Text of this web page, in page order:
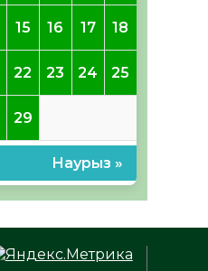
15 16 17 18
22 23 24 25
29
Наурыз »